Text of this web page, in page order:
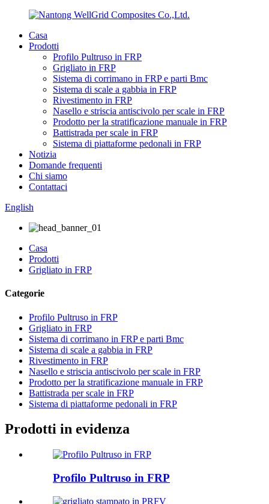
Casa
Prodotti
Profilo Pultruso in FRP
Grigliato in FRP
Sistema di corrimano in FRP e parti Bmc
Sistema di scale a gabbia in FRP
Rivestimento in FRP
Nasello e striscia antiscivolo per scale in FRP
Prodotto per la stratificazione manuale in FRP
Battistrada per scale in FRP
Sistema di piattaforme pedonali in FRP
Notizia
Domande frequenti
Chi siamo
Contattaci
English
Casa
Prodotti
Grigliato in FRP
Categorie
Profilo Pultruso in FRP
Grigliato in FRP
Sistema di corrimano in FRP e parti Bmc
Sistema di scale a gabbia in FRP
Rivestimento in FRP
Nasello e striscia antiscivolo per scale in FRP
Prodotto per la stratificazione manuale in FRP
Battistrada per scale in FRP
Sistema di piattaforme pedonali in FRP
Prodotti in evidenza
Profilo Pultruso in FRP